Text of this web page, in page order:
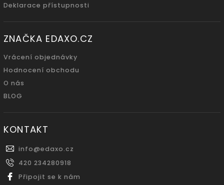
Deklarace přístupnosti
ZNAČKA EDAXO.CZ
Vrácení objednávky
Hodnocení obchodu
O nás
BLOG
KONTAKT
info@edaxo.cz
420 234280918
Připojit se k nám